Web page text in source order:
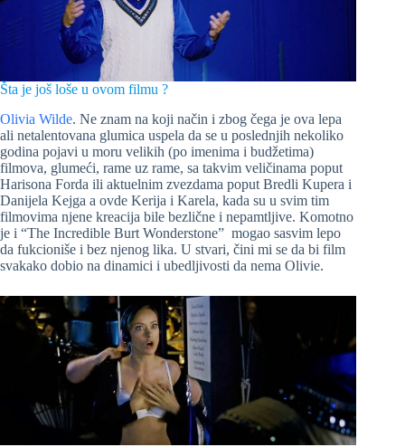
Šta je još loše u ovom filmu ?
Olivia Wilde. Ne znam na koji način i zbog čega je ova lepa
ali netalentovana glumica uspela da se u poslednjih nekoliko
godina pojavi u moru velikih (po imenima i budžetima)
filmova, glumeći, rame uz rame, sa takvim veličinama poput
Harisona Forda ili aktuelnim zvezdama poput Bredli Kupera i
Danijela Kejga a ovde Kerija i Karela, kada su u svim tim
filmovima njene kreacija bile bezlične i nepamtljive. Komotno
je i “The Incredible Burt Wonderstone” mogao sasvim lepo
da fukcioniše i bez njenog lika. U stvari, čini mi se da bi film
svakako dobio na dinamici i ubedljivosti da nema Olivie.